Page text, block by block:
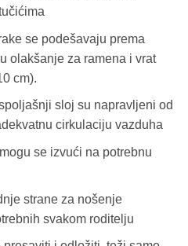
se podešavaju prema
olakšanje za ramena i vrat
cm).
sloj su napravljeni od
cirkulaciju vazduha
se izvući na potrebnu
strane za nošenje
svakom roditelju